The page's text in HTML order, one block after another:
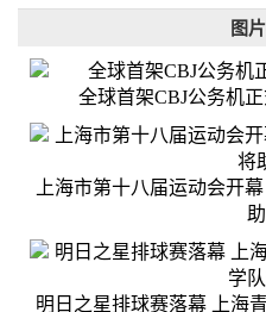
图
全球首架CBJ公务机
上海市第十八届运动会开
明日之星排球赛落幕 上海